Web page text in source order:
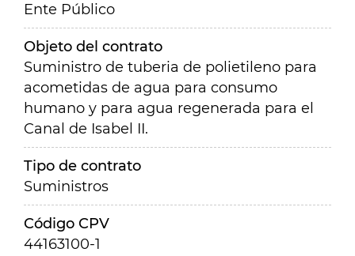
Ente Público
Objeto del contrato
Suministro de tuberia de polietileno para
acometidas de agua para consumo
humano y para agua regenerada para el
Canal de Isabel II.
Tipo de contrato
Suministros
Código CPV
44163100-1